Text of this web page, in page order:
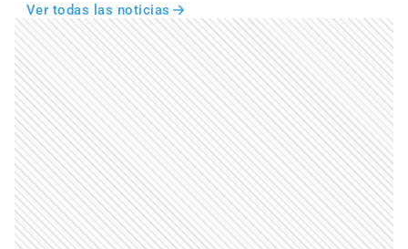
Ver todas las noticias